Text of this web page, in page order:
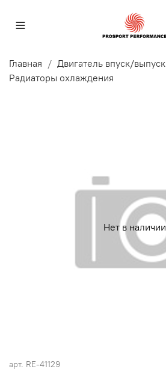
Главная Двигатель впуск/выпуск
Радиаторы охлаждения
Нет в наличии
арт. RE-41129